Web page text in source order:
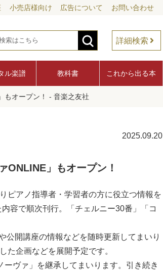
小売店様向け 広告について お問い合わせ
詳細検索
ル楽譜 教科書 これから出る本
もオープン！ - 音楽之友社
2025.09.20
ONLINE」もオープン！
ピアノ指導者・学習者の方に役立つ情報を
容で順次刊行。「チェルニー30番」「コ
開講座の情報などを随時更新してまいり
た企画などを展開予定です。
ヴァ」を継承してまいります。引き続き